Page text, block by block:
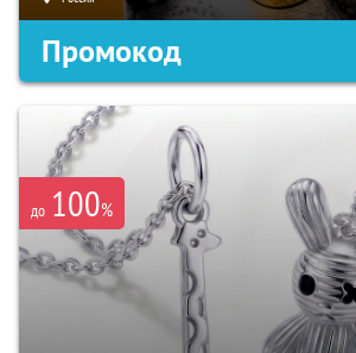
Промокод
до 100%